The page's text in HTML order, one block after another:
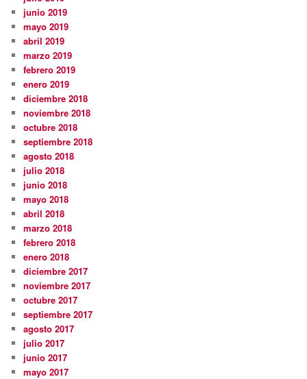
junio 2019
mayo 2019
abril 2019
marzo 2019
febrero 2019
enero 2019
diciembre 2018
noviembre 2018
octubre 2018
septiembre 2018
agosto 2018
julio 2018
junio 2018
mayo 2018
abril 2018
marzo 2018
febrero 2018
enero 2018
diciembre 2017
noviembre 2017
octubre 2017
septiembre 2017
agosto 2017
julio 2017
junio 2017
mayo 2017